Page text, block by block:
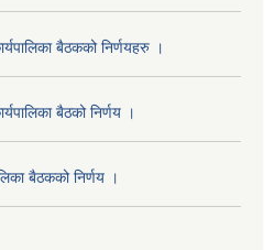
बैठकको निर्णयहरु ।
बैठको निर्णय ।
बैठकको निर्णय ।